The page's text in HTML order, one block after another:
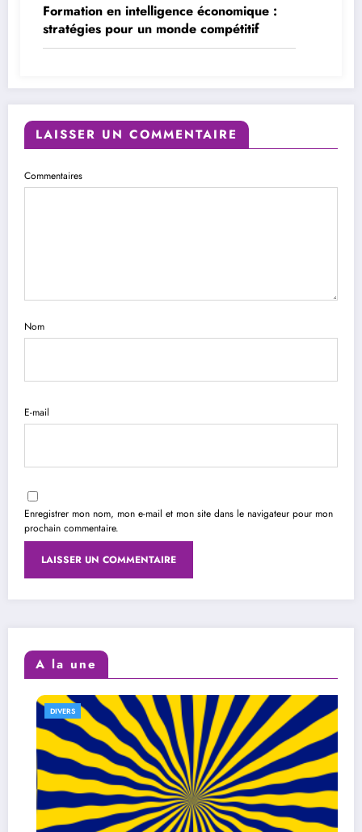
Formation en intelligence économique :
stratégies pour un monde compétitif
LAISSER UN COMMENTAIRE
Commentaires
Nom
E-mail
Enregistrer mon nom, mon e-mail et mon site dans le navigateur pour mon
prochain commentaire.
A la une
DIVERS